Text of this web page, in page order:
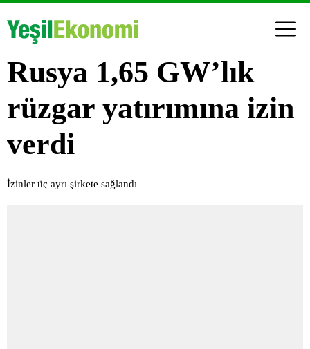
Rusya 1,65 GW’lık
rüzgar yatırımına izin
verdi
İzinler üç ayrı şirkete sağlandı